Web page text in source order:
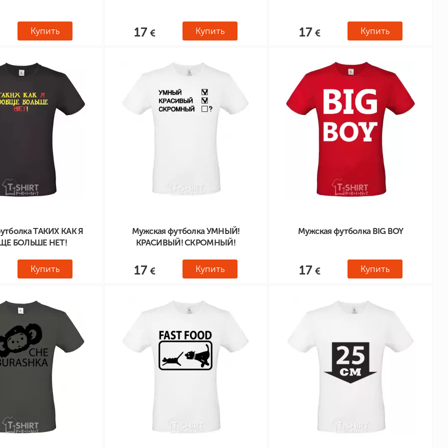
Купить 17 Купить 17 Купить
ТАКИХ КАК Я
БОЛЬШЕ НЕТ!
Купить
Мужская футболка УМНЫЙ!
КРАСИВЫЙ! СКРОМНЫЙ!
17 Купить
Мужская футболка BIG BOY
17 Купить